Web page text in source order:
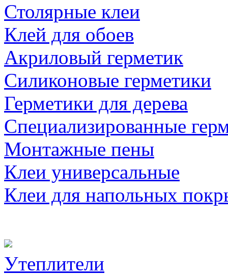
Столярные клеи
Клей для обоев
Акриловый герметик
Силиконовые герметики
Герметики для дерева
Специализированные
Монтажные пены
Клеи универсальные
Клеи для напольных
Утеплители